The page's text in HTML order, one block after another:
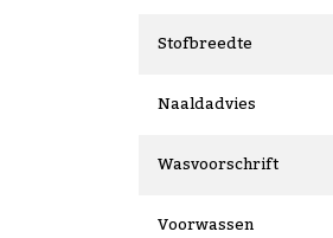
Stofbreedte
Naaldadvies
Wasvoorschrift
Voorwassen